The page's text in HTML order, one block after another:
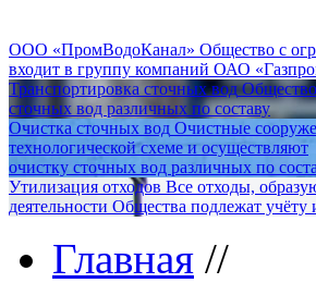
ООО «ПромВодоКанал» Общество с
входит в группу компаний ОАО
Транспортировка сточных вод
сточных вод различных по составу
Очистка сточных вод Очистные
технологической схеме и осуществляют
очистку сточных вод различных по
Утилизация отходов Все отходы,
деятельности Общества подлежат учёту
Главная //